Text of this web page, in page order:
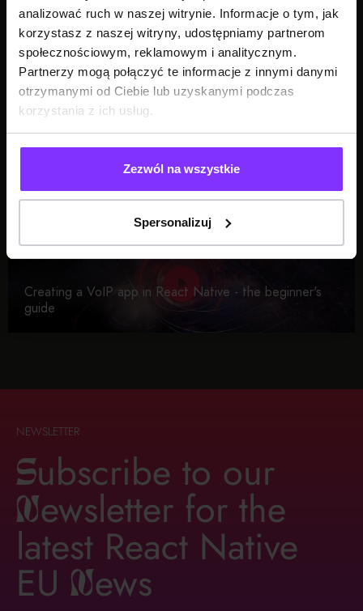
analizować ruch w naszej witrynie. Informacje o tym, jak
korzystasz z naszej witryny, udostępniamy partnerom
społecznościowym, reklamowym i analitycznym.
Partnerzy mogą połączyć te informacje z innymi danymi
otrzymanymi od Ciebie lub uzyskanymi podczas
korzystania z ich usług.
Zezwól na wszystkie
Spersonalizuj
Build Your Mental Model of React’s Rendering Behavior
Creating a VoIP app in React Native - the beginner's
guide
NEWSLETTER
Subscribe to our
newsletter for the
latest React Native
EU news